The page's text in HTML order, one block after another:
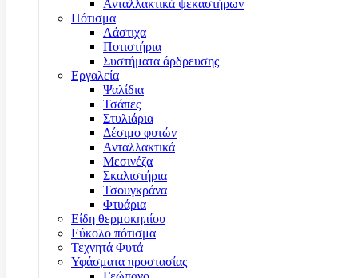
Ανταλλακτικά ψεκαστήρων
Πότισμα
Λάστιχα
Ποτιστήρια
Συστήματα άρδρευσης
Εργαλεία
Ψαλίδια
Τσάπες
Στυλιάρια
Δέσιμο φυτών
Ανταλλακτικά
Μεσινέζα
Σκαλιστήρια
Τσουγκράνα
Φτυάρια
Είδη θερμοκηπίου
Εύκολο πότισμα
Τεχνητά Φυτά
Υφάσματα προστασίας